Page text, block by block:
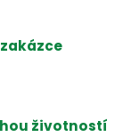
životností